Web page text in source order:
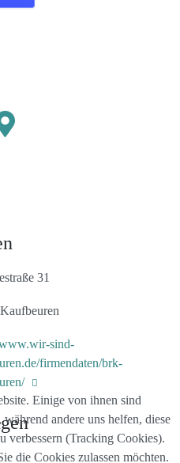
31
sind-
firmendaten/brk-
Einige von ihnen sind
andere uns helfen, diese
verbessern (Tracking Cookies).
die Cookies zulassen möchten.